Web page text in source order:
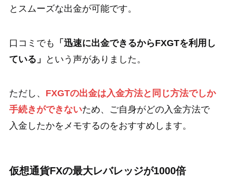
とスムーズな出金が可能です。
口コミでも
「迅速に出金できるからFXGTを利用し
ている」
という声がありました。
ただし、 FXGTの出金は入金方法と同じ方法でしか
手続きができないため、ご自身がどの入金方法で
入金したかをメモするのをおすすめします。
仮想通貨FXの最大レバレッジが1000倍